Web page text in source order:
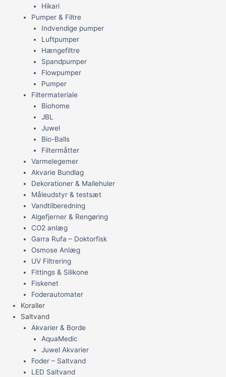
Hikari
Pumper & Filtre
Indvendige pumper
Luftpumper
Hængefiltre
Spandpumper
Flowpumper
Pumper
Filtermateriale
Biohome
JBL
Juwel
Bio-Balls
Filtermåtter
Varmelegemer
Akvarie Bundlag
Dekorationer & Mallehuler
Måleudstyr & testsæt
Vandtilberedning
Algefjerner & Rengøring
CO2 anlæg
Garra Rufa – Doktorfisk
Osmose Anlæg
UV Filtrering
Fittings & Silikone
Fiskenet
Foderautomater
Koraller
Saltvand
Akvarier & Borde
AquaMedic
Juwel Akvarier
Foder – Saltvand
LED Saltvand